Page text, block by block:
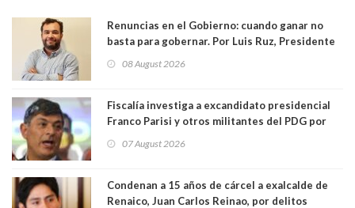
Renuncias en el Gobierno: cuando ganar no
basta para gobernar. Por Luis Ruz, Presidente
08 August 2026
Fiscalía investiga a excandidato presidencial
Franco Parisi y otros militantes del PDG por
07 August 2026
Condenan a 15 años de cárcel a exalcalde de
Renaico, Juan Carlos Reinao, por delitos